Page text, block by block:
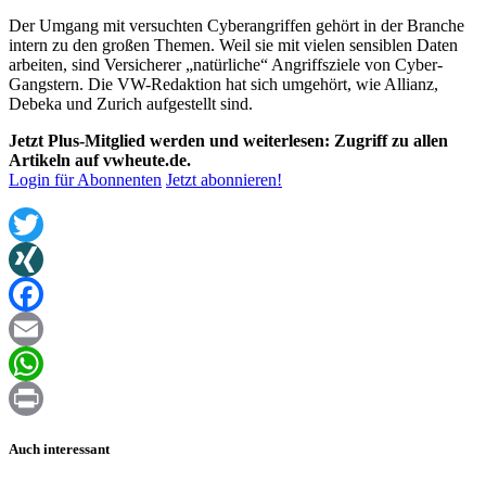
Der Umgang mit versuchten Cyberangriffen gehört in der Branche
intern zu den großen Themen. Weil sie mit vielen sensiblen Daten
arbeiten, sind Versicherer „natürliche“ Angriffsziele von Cyber-
Gangstern. Die VW-Redaktion hat sich umgehört, wie Allianz,
Debeka und Zurich aufgestellt sind.
Jetzt Plus-Mitglied werden und weiterlesen: Zugriff zu allen
Artikeln auf vwheute.de.
Login für Abonnenten Jetzt abonnieren!
Twitter
XING
Facebook
Email
WhatsApp
Auch interessant